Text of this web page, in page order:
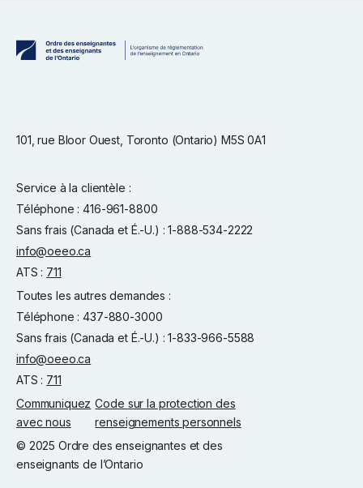
101, rue Bloor Ouest, Toronto (Ontario) M5S 0A1
Service à la clientèle :
Téléphone : 416-961-8800
Sans frais (Canada et É.-U.) : 1-888-534-2222
info@oeeo.ca
ATS : 711
Toutes les autres demandes :
Téléphone : 437-880-3000
Sans frais (Canada et É.-U.) : 1-833-966-5588
info@oeeo.ca
ATS : 711
Communiquez
avec nous
Code sur la protection des
renseignements personnels
© 2025 Ordre des enseignantes et des
enseignants de l’Ontario